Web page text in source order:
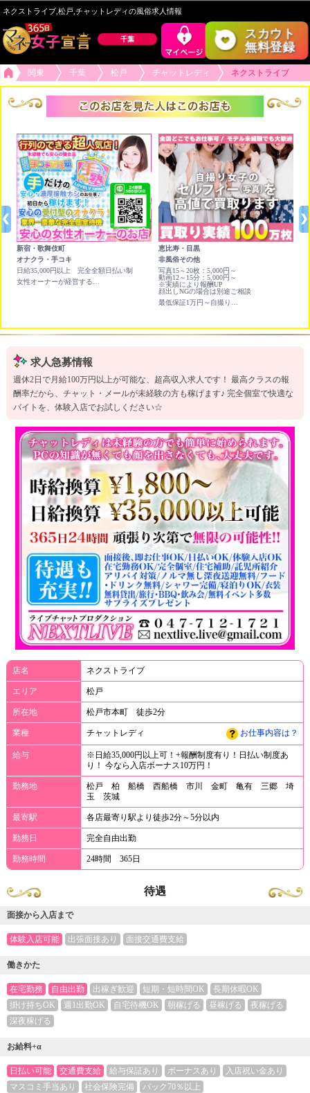
ネクストライブ,松戸,チャットレディの風俗求人情報
千葉 スカウト
無料登録
関東 千葉 松戸 チャットレディ ネクストライブ
新宿・歌舞伎町
オナクラ・手コキ
日給35,000円以上 完全全額日払い制
恵比寿・目黒
非風俗その他
写真15～20枚：5,000円～
動画12～15分：5,000円～
※実績により報酬UP
顔出しNGの場合は別途ご相談
求人急募情報
週休2日で月給100万円以上が可能な、超高収入求人です！ 最高クラスの報
酬率だから、チャット・メールが未経験の方も稼げます♪ 完全個室で快適な
バイトを、体験入店でお試しください☆
店名 ネクストライブ
エリア 松戸
所在地 松戸市本町 徒歩2分
業種 チャットレディ お仕事内容は？
給与
※日給35,000円以上可！+報酬制度有り！日払い制度あ
り！ 今なら入店ボーナス10万円！
勤務地
松戸 柏 船橋 西船橋 市川 金町 亀有 三郷 埼
玉 茨城
最寄駅 各店最寄り駅より徒歩2分～5分以内
勤務日 完全自由出勤
勤務時間 24時間 365日
待遇
面接から入店まで
体験入店可能 出張面接あり 面接交通費支給
働きかた
在宅勤務 自由出勤 出稼ぎ歓迎 短期・短時間OK
長期休暇OK
掛け持ちOK
週1出勤OK 自宅待機OK 朝稼げる 昼稼げる
夜稼げる
深夜稼げる
お給料+α
日払い可能 交通費支給 給与保証あり ボーナスあり
入店祝い金あり
マスコミ手当あり
社会保険完備 バック70％以上